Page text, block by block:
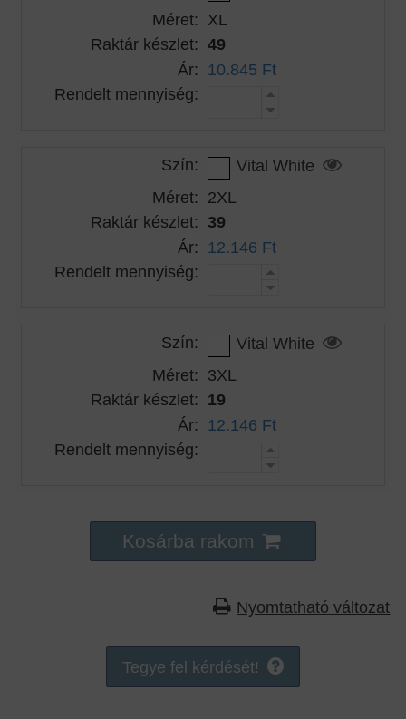
Méret: XL
Raktár készlet: 49
Ár: 10.845 Ft
Rendelt mennyiség:
Szín:
Vital White
Méret: 2XL
Raktár készlet: 39
Ár: 12.146 Ft
Rendelt mennyiség:
Szín:
Vital White
Méret: 3XL
Raktár készlet: 19
Ár: 12.146 Ft
Rendelt mennyiség:
Kosárba rakom
Nyomtatható változat
Tegye fel kérdését!